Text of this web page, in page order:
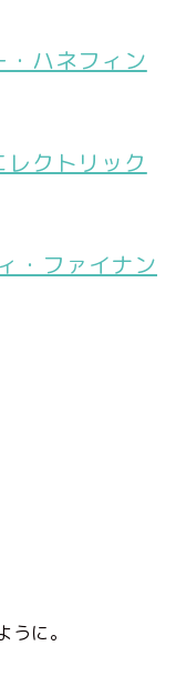
ハネフィン
クトリック
・ファイナン
に。